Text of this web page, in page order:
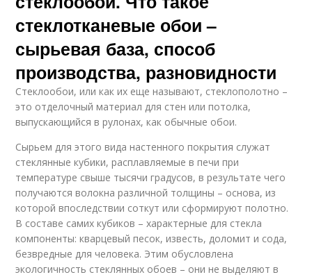
стеклотканевые обои –
сырьевая база, способ
производства, разновидности
Стеклообои, или как их еще называют, стеклополотно –
это отделочный материал для стен или потолка,
выпускающийся в рулонах, как обычные обои.
Сырьем для этого вида настенного покрытия служат
стеклянные кубики, расплавляемые в печи при
температуре свыше тысячи градусов, в результате чего
получаются волокна различной толщины – основа, из
которой впоследствии соткут или сформируют полотно.
В составе самих кубиков – характерные для стекла
компоненты: кварцевый песок, известь, доломит и сода,
безвредные для человека. Этим обусловлена
экологичность стеклянных обоев – они не выделяют в